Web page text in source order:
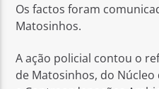
Os factos foram
Matosinhos.
A ação policial contou o
de Matosinhos, do Núcleo